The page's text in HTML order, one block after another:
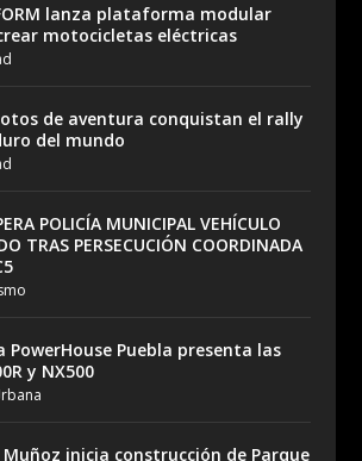
lanza plataforma modular
motocicletas eléctricas
de aventura conquistan el rally
del mundo
POLICÍA MUNICIPAL VEHÍCULO
TRAS PERSECUCIÓN COORDINADA
PowerHouse Puebla presenta las
y NX500
inicia construcción de Parque